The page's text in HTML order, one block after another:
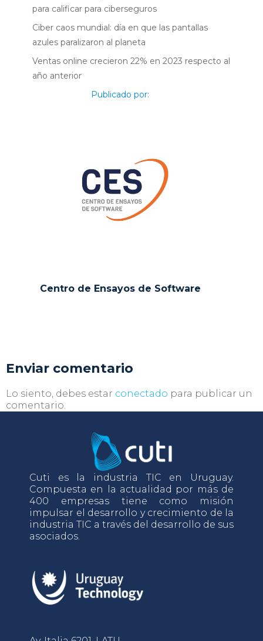
para calificar para ciberseguros
Ciber caos mundial: día en que las pantallas
azules paralizaron al planeta
Ventas online crecieron 22% en 2023 respecto al
año anterior
Publicado por:
Centro de Ensayos de Software
Enviar comentario
Lo siento, debes estar conectado para publicar un
comentario.
Cuti es la industria TIC en Uruguay.
Compuesta en la actualidad por más de
400 empresas tiene como misión
impulsar el desarrollo y crecimiento de la
industria TIC a través del desarrollo de sus
asociados.